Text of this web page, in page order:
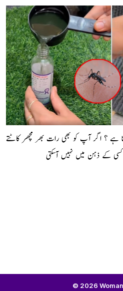
ہے ؟ اگر آپ کو بھی رات بھر مچھر کاٹتے
کسی کے ذہن میں نہیں آسکتی
© 2026